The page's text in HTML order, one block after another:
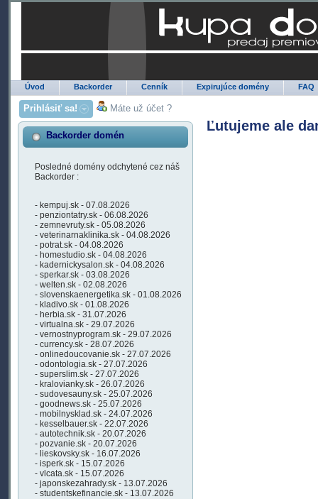
Úvod Backorder Cenník Expirujúce domény FAQ
Prihlásiť sa! Máte už účet ?
Backorder domén
Posledné domény odchytené cez náš
Backorder :
- kempuj.sk - 07.08.2026
- penziontatry.sk - 06.08.2026
- zemnevruty.sk - 05.08.2026
- veterinarnaklinika.sk - 04.08.2026
- potrat.sk - 04.08.2026
- homestudio.sk - 04.08.2026
- kadernickysalon.sk - 04.08.2026
- sperkar.sk - 03.08.2026
- welten.sk - 02.08.2026
- slovenskaenergetika.sk - 01.08.2026
- kladivo.sk - 01.08.2026
- herbia.sk - 31.07.2026
- virtualna.sk - 29.07.2026
- vernostnyprogram.sk - 29.07.2026
- currency.sk - 28.07.2026
- onlinedoucovanie.sk - 27.07.2026
- odontologia.sk - 27.07.2026
- superslim.sk - 27.07.2026
- kralovianky.sk - 26.07.2026
- sudovesauny.sk - 25.07.2026
- goodnews.sk - 25.07.2026
- mobilnysklad.sk - 24.07.2026
- kesselbauer.sk - 22.07.2026
- autotechnik.sk - 20.07.2026
- pozvanie.sk - 20.07.2026
- lieskovsky.sk - 16.07.2026
- isperk.sk - 15.07.2026
- vlcata.sk - 15.07.2026
- japonskezahrady.sk - 13.07.2026
- studentskefinancie.sk - 13.07.2026
Ľutujeme ale